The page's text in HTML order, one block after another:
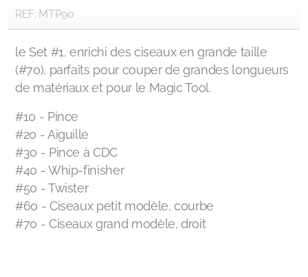
REF: MTP90
le Set #1, enrichi des ciseaux en grande taille
(#70), parfaits pour couper de grandes longueurs
de matériaux et pour le Magic Tool.
#10 - Pince
#20 - Aiguille
#30 - Pince à CDC
#40 - Whip-finisher
#50 - Twister
#60 - Ciseaux petit modèle, courbe
#70 - Ciseaux grand modèle, droit